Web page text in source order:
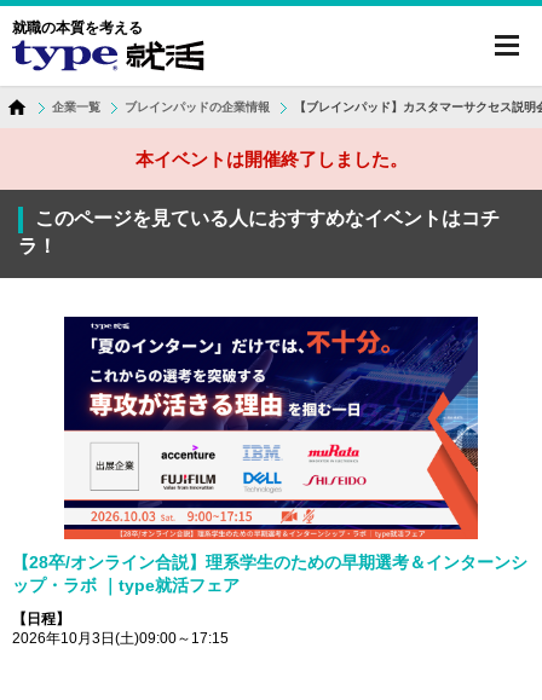
就職の本質を考える
企業一覧 ブレインパッドの企業情報 【ブレインパッド】カスタマーサクセス説
本イベントは開催終了しました。
このページを見ている人におすすめなイベントはコチ
ラ！
【28卒/オンライン合説】理系学生のための早期選考＆インターンシ
ップ・ラボ ｜type就活フェア
【日程】
2026年10月3日(土)09:00～17:15